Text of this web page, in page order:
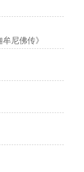
尼佛传》